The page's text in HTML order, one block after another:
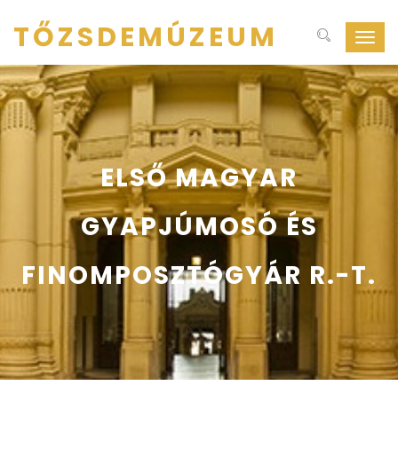
ki-
be
TŐZSDEMÚZEUM
ELSŐ MAGYAR
GYAPJÚMOSÓ ÉS
FINOMPOSZTÓGYÁR R.-T.